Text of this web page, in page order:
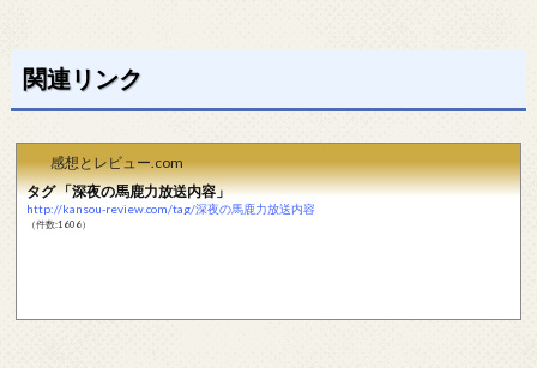
関連リンク
感想とレビュー.com
タグ 「深夜の馬鹿力放送内容」
http://kansou-review.com/tag/深夜の馬鹿力放送内容
（件数:1606）